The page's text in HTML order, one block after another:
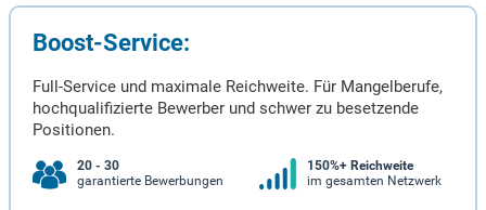
Boost-Service:
Full-Service und maximale Reichweite. Für Mangelberufe,
hochqualifizierte Bewerber und schwer zu besetzende
Positionen.
20 - 30
garantierte Bewerbungen
150%+ Reichweite
im gesamten Netzwerk